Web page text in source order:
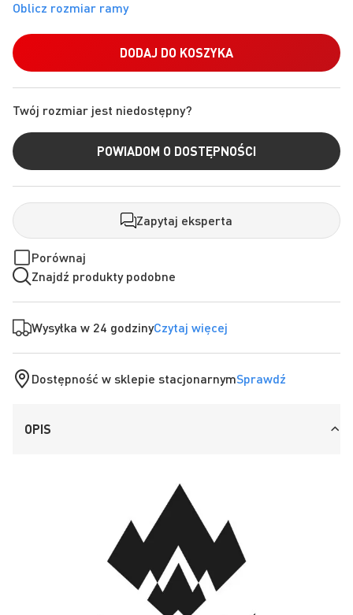
DODAJ DO KOSZYKA
Zapytaj eksperta
Porównaj
Znajdź produkty podobne
Wysyłka w 24 godzinyCzytaj więcej
Dostępność w sklepie stacjonarnymSprawdź
Twój rozmiar jest niedostępny?
POWIADOM O DOSTĘPNOŚCI
OPIS